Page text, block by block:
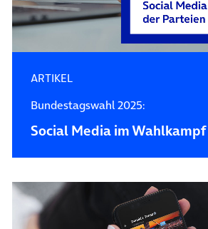
ARTIKEL
Bundestagswahl 2025:
Social Media im